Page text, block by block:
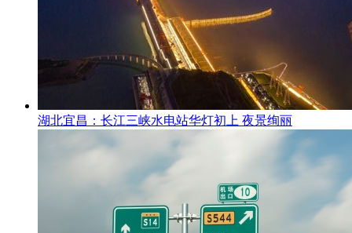
湖北宜昌：长江三峡水电站华灯初上 夜景绚丽